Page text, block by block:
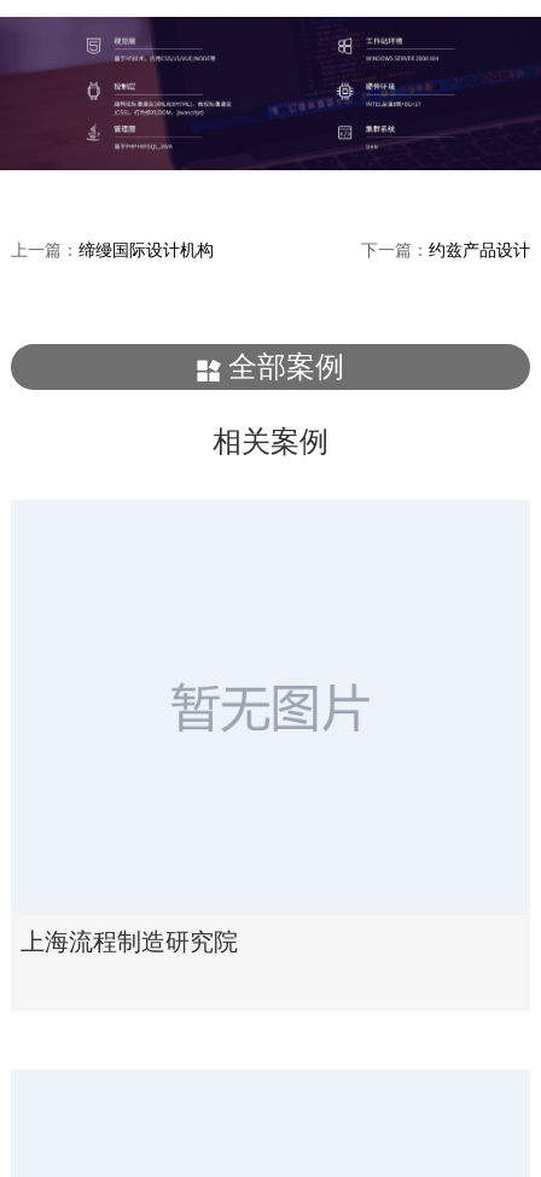
上一篇： 缔缦国际设计机构 下一篇：约兹产品设计
全部案例
相关案例
上海流程制造研究院